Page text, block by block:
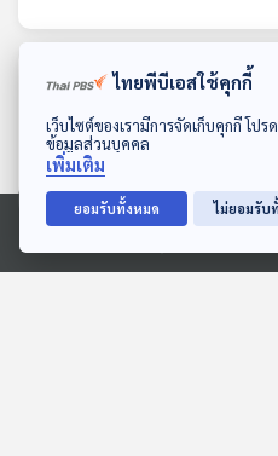
ดาวน์โหลด Thai PBS Podcast Application
Ⓒ 2020 องค์การกระจายเสียงและแพร่ภาพสาธารณะแ
ตอนที่เกี่ยวข้องไทยพีบีเอสใช้คุกกี้
เว็บไซต์ของเรามีการจัดเก็บคุกกี้ โป
ข้อมูลส่วนบุคคล
เพิ่มเติม
ยอมรับทั้งหมด ไม่ยอมรับ